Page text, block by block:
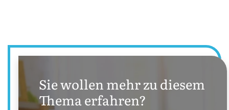
Sie wollen mehr zu diesem
Thema erfahren?